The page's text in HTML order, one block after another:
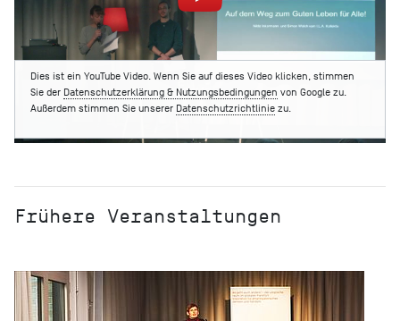
Dies ist ein YouTube Video. Wenn Sie auf dieses Video klicken, stimmen
Sie der Datenschutzerklärung & Nutzungsbedingungen von Google zu.
Außerdem stimmen Sie unserer Datenschutzrichtliniezu.
Frühere Veranstaltungen